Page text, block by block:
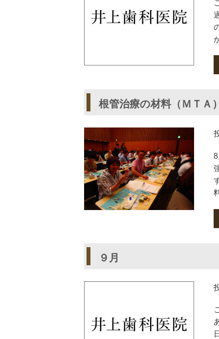
根管治療の材料（ＭＴ
９月